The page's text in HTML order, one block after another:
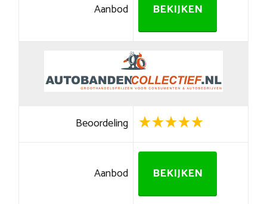
Aanbod BEKIJKEN
Beoordeling
Aanbod BEKIJKEN